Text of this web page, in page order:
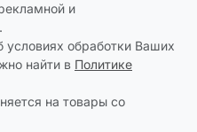
и
обработки Ваших
найти в Политике
на товары со